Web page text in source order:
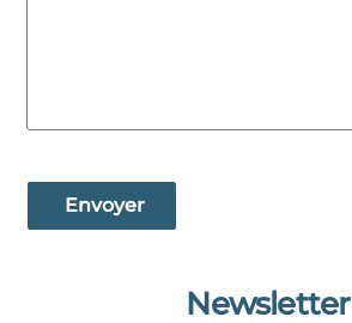
Envoyer
Newsletter